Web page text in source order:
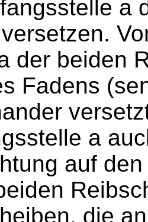
a
der beiden
Fadens
a
auf
die